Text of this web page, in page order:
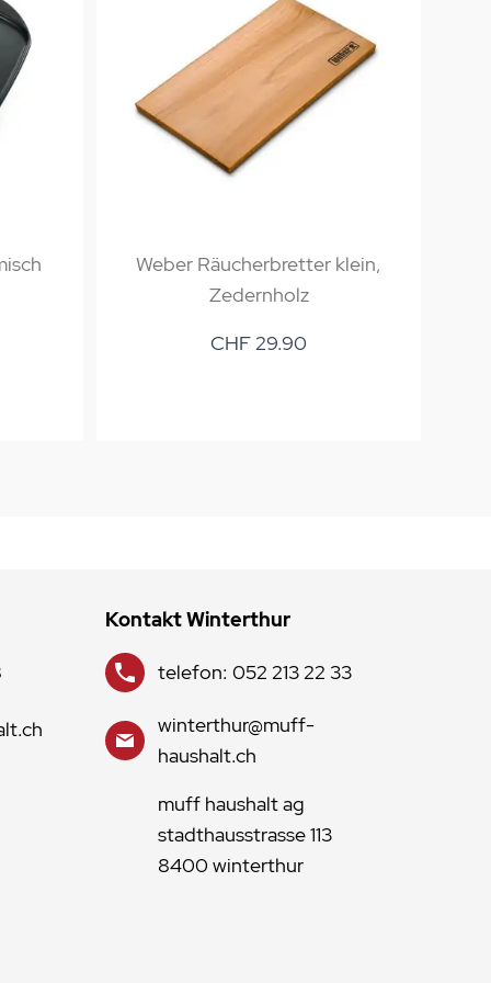
Weber Räucherbretter klein,
Zedernholz
CHF 29.90
Kontakt Winterthur
telefon: 052 213 22 33
winterthur@muff-
haushalt.ch
muff haushalt ag
stadthausstrasse 113
8400 winterthur